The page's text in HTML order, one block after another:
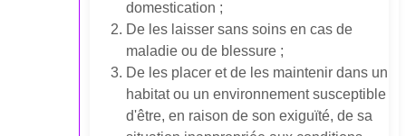
domestication ;
De les laisser sans soins en cas de
maladie ou de blessure ;
De les placer et de les maintenir dans un
habitat ou un environnement susceptible
d'être, en raison de son exiguïté, de sa